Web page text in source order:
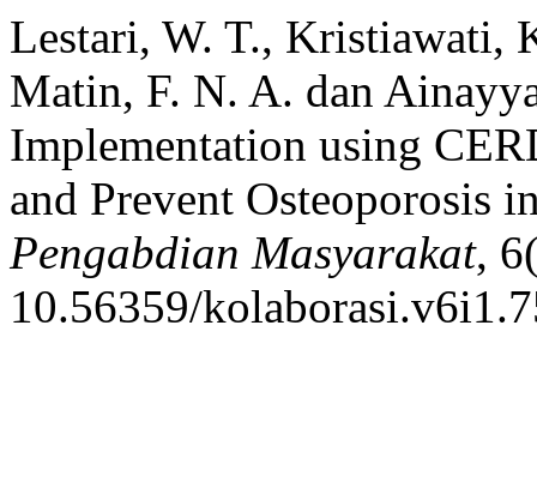
Lestari, W. T., Kristiawati,
Matin, F. N. A. dan
Implementation using
and Prevent Osteoporosis
Pengabdian Masyarakat,
10.56359/